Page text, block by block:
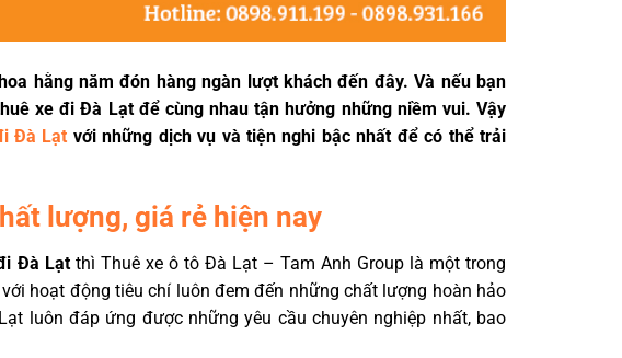
hằng năm đón hàng ngàn lượt khách đến đây. Và nếu bạn
xe đi Đà Lạt để cùng nhau tận hưởng những niềm vui. Vậy
Đà Lạt với những dịch vụ và tiện nghi bậc nhất để có thể trải
lượng, giá rẻ hiện nay
Đà Lạtthì Thuê xe ô tô Đà Lạt – Tam Anh Group là một trong
hoạt động tiêu chí luôn đem đến những chất lượng hoàn hảo
luôn đáp ứng được những yêu cầu chuyên nghiệp nhất, bao